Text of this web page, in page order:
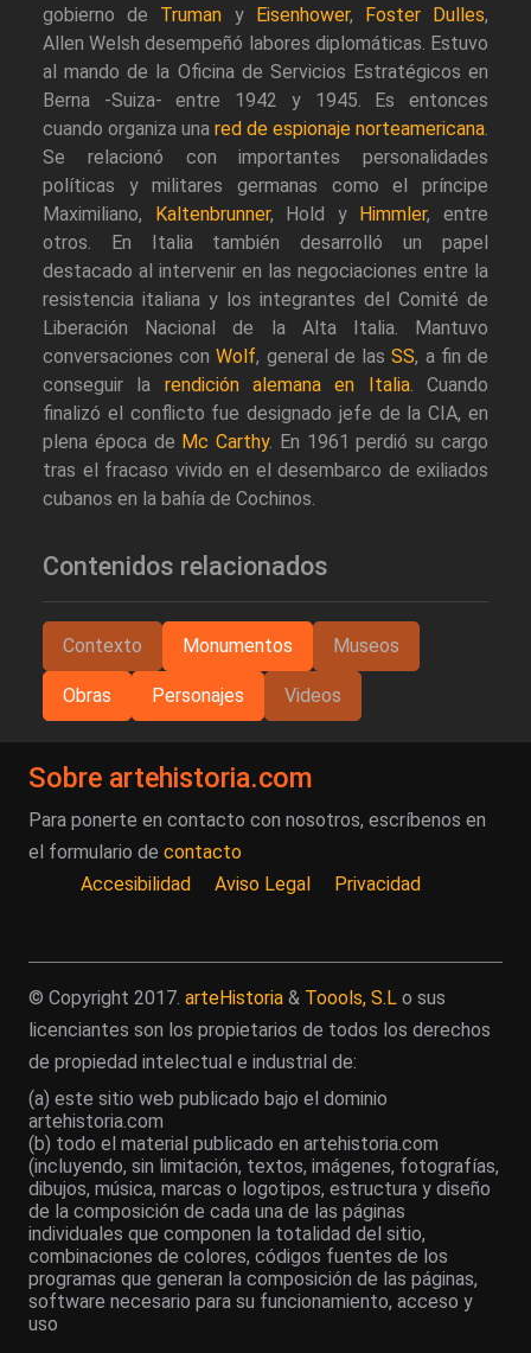
gobierno de Truman y Eisenhower, Foster Dulles,
Allen Welsh desempeñó labores diplomáticas. Estuvo
al mando de la Oficina de Servicios Estratégicos en
Berna -Suiza- entre 1942 y 1945. Es entonces
cuando organiza una red de espionaje norteamericana.
Se relacionó con importantes personalidades
políticas y militares germanas como el príncipe
Maximiliano,
Kaltenbrunner, Hold y Himmler, entre
otros. En Italia también desarrolló un papel
destacado al intervenir en las negociaciones entre la
resistencia italiana y los integrantes del Comité de
Liberación Nacional de la Alta Italia. Mantuvo
conversaciones conWolf, general de lasSS, a fin de
conseguir la rendición alemana en Italia. Cuando
finalizó el conflicto fue designado jefe de la CIA, en
plena época de Mc Carthy. En 1961 perdió su cargo
tras el fracaso vivido en el desembarco de exiliados
cubanos en la bahía de Cochinos.
Contenidos relacionados
Contexto Monumentos Museos
Obras Personajes Videos
Sobre artehistoria.com
Para ponerte en contacto con nosotros, escríbenos en
el formulario de contacto
Accesibilidad
Aviso Legal Privacidad
© Copyright 2017. arteHistoria & Toools, S.L o sus
licenciantes son los propietarios de todos los derechos
de propiedad intelectual e industrial de:
(a) este sitio web publicado bajo el dominio
artehistoria.com
(b) todo el material publicado en artehistoria.com
(incluyendo, sin limitación, textos, imágenes, fotografías,
dibujos, música, marcas o logotipos, estructura y diseño
de la composición de cada una de las páginas
individuales que componen la totalidad del sitio,
combinaciones de colores, códigos fuentes de los
programas que generan la composición de las páginas,
software necesario para su funcionamiento, acceso y
uso